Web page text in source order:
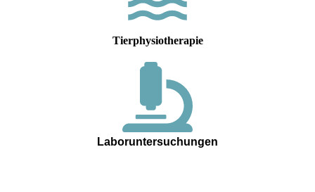
Tierphysiotherapie
Laboruntersuchungen